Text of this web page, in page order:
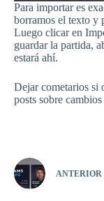
Para importar es
borramos el texto y
Luego clicar en
guardar la partida,
estará ahí.
Dejar cometarios si
posts sobre
ANTERIOR